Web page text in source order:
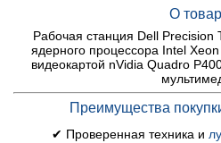
О
Рабочая станция Dell Precision
ядерного процессора Intel
видеокартой nVidia Quadro
Преимущества
✔ Проверенная техника и